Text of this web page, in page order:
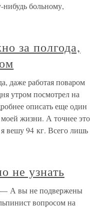
больному,
за полгода,
даже работая поваром
утром посмотрел на
описать еще один
моей жизни. А точнее это
вешу 94 кг. Всего лишь
не узнать
— А вы не подвержены
вопросом на